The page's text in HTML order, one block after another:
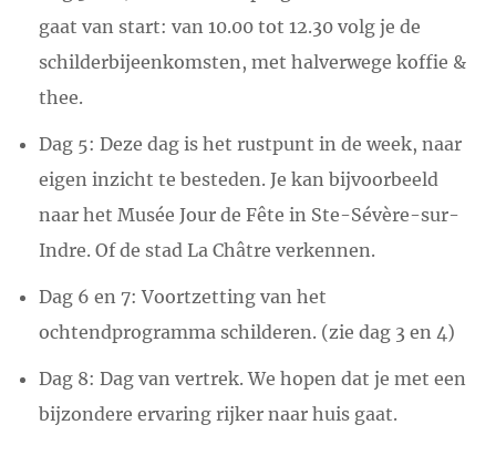
gaat van start: van 10.00 tot 12.30 volg je de
schilderbijeenkomsten, met halverwege koffie &
thee.
Dag 5: Deze dag is het rustpunt in de week, naar
eigen inzicht te besteden. Je kan bijvoorbeeld
naar het Musée Jour de Fête in Ste-Sévère-sur-
Indre. Of de stad La Châtre verkennen.
Dag 6 en 7: Voortzetting van het
ochtendprogramma schilderen. (zie dag 3 en 4)
Dag 8: Dag van vertrek. We hopen dat je met een
bijzondere ervaring rijker naar huis gaat.